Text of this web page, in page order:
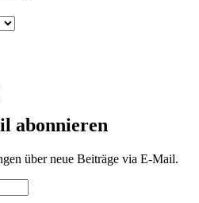
abonnieren
über neue Beiträge via E-Mail.